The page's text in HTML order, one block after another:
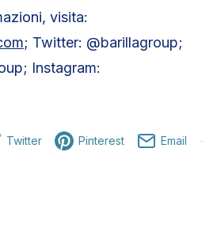
visita:
; Twitter: @barillagroup;
Instagram:
Twitter Pinterest Email